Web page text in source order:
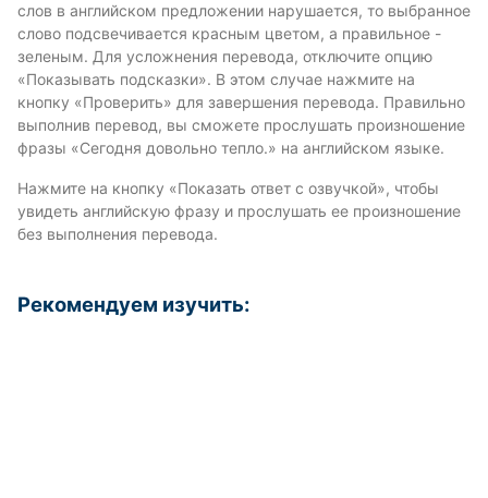
слов в английском предложении нарушается, то выбранное
слово подсвечивается красным цветом, а правильное -
зеленым. Для усложнения перевода, отключите опцию
«Показывать подсказки». В этом случае нажмите на
кнопку «Проверить» для завершения перевода. Правильно
выполнив перевод, вы сможете прослушать произношение
фразы «Сегодня довольно тепло.» на английском языке.
Нажмите на кнопку «Показать ответ с озвучкой», чтобы
увидеть английскую фразу и прослушать ее произношение
без выполнения перевода.
Рекомендуем изучить: